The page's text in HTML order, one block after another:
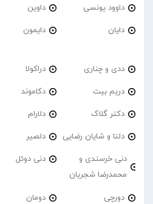
داوود یونسی داوین
دایان دایمون
ددی و چناری دراکولا
دریم بیت دکاموند
دکتر گلاک دلارام
دلتا و شایان رضایی دلصیر
دنی خرسندی و
محمدرضا شجریان
دنی دوئل
دورچی دومان